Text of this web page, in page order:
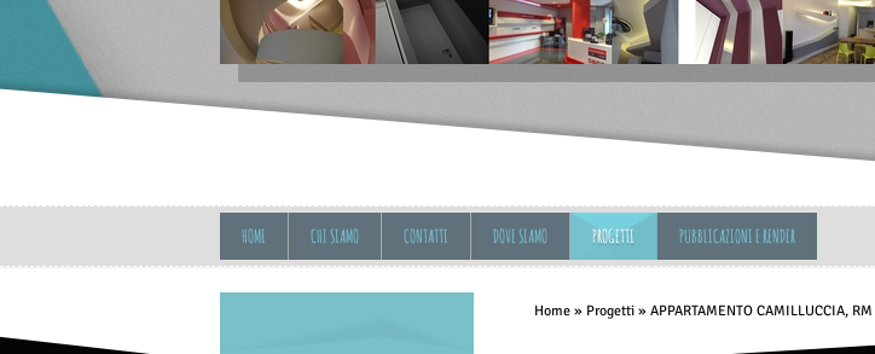
HOME CHI SIAMO CONTATTI DOVE SIAMO PROGETTI PUBBLICAZIONI E RENDER
Home » Progetti » APPARTAMENTO CAMILLUCCIA, RM